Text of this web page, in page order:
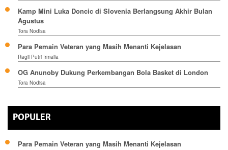
Kamp Mini Luka Doncic di Slovenia Berlangsung Akhir Bulan
Agustus
Tora Nodisa
Para Pemain Veteran yang Masih Menanti Kejelasan
Ragil Putri Irmalia
OG Anunoby Dukung Perkembangan Bola Basket di London
Tora Nodisa
POPULER
Para Pemain Veteran yang Masih Menanti Kejelasan